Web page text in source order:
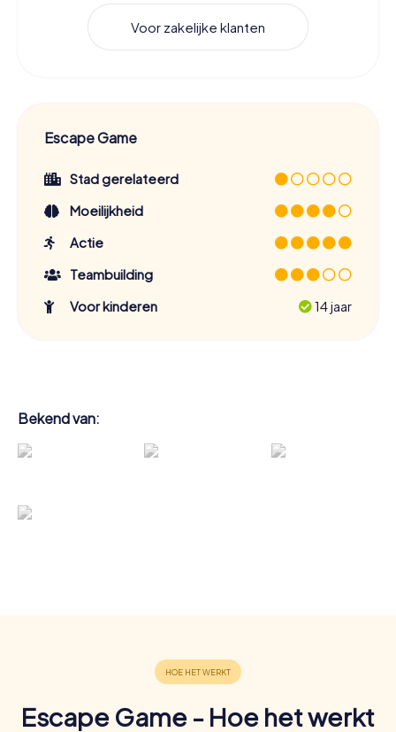
Voor zakelijke klanten
Escape Game
Stad gerelateerd
Moeilijkheid
Actie
Teambuilding
Voor kinderen
14 jaar
Bekend van:
Escape Game - Hoe het werkt